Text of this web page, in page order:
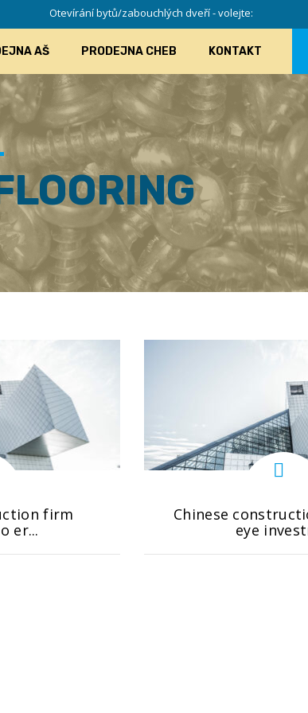
Otevírání bytů/zabouchlých dveří - volejte:
AŠ PRODEJNA CHEB KONTAKT
firm
er...
Chinese
eye